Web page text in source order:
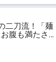
二刀流！「麺
腹も満たされ